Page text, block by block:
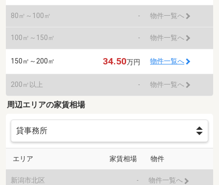
80㎡～100㎡ - 物件一覧へ
100㎡～150㎡ - 物件一覧へ
150㎡～200㎡ 34.50万円 物件一覧へ
200㎡以上 - 物件一覧へ
周辺エリアの家賃相場
エリア 家賃相場 物件
新潟市北区 - 物件一覧へ